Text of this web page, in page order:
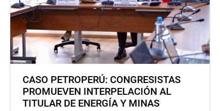
CASO PETROPERÚ: CONGRESISTAS
PROMUEVEN INTERPELACIÓN AL
TITULAR DE ENERGÍA Y MINAS